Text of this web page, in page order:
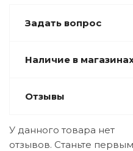
Задать вопрос
Наличие в
Отзывы
У данного товара нет
отзывов. Станьте